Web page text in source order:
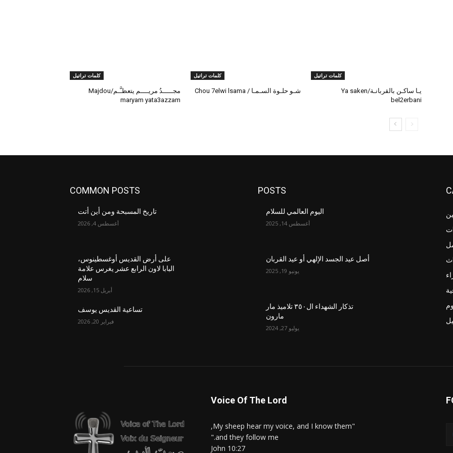
كلمات تراتيل
يـا ساكـن بالقربانـة/Ya saken
bel2erbani
كلمات تراتيل
شـو حلـوة السـمـا / Chou 7elwi lsama
كلمات تراتيل
مجـــــدُ مريــــم يتعظـَّـم/Majdou
maryam yata3azzam
COMMON POSTS
تاريخ المسبحة ومن أين أتت
أغسطس 4, 2026
على أرض القديس أوغسطينوس،
البابا لاون الرابع عشر يغرس علامة
سلام
أبريل 15, 2026
تساعية القديس يوسف
فبراير 20, 2026
POSTS
اليوم العالمي للسلام
أغسطس 14, 2025
أصل عيد الجسد الإلهي أو عيد القربان
يونيو 19, 2025
تذكار الشهداء ال٣٥٠ تلاميذ مار
مارون
يوليو 27, 2024
Voice Of The Lord
"My sheep hear my voice, and I know them,
and they follow me."
John 10:27